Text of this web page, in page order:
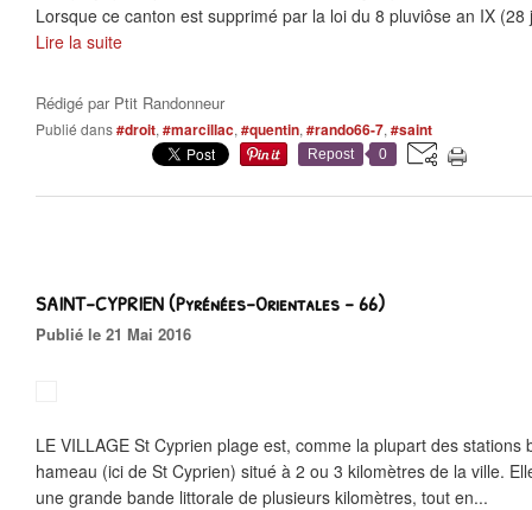
Lorsque ce canton est supprimé par la loi du 8 pluviôse an IX (28
Lire la suite
Rédigé par Ptit Randonneur
Publié dans#droit, #marcillac, #quentin, #rando66-7, #saint
Repost 0
SAINT-CYPRIEN (Pyrénées-Orientales - 66)
Publié le 21 Mai 2016
LE VILLAGE St Cyprien plage est, comme la plupart des
hameau (ici de St Cyprien) situé à 2 ou 3 kilomètres de la ville.
une grande bande littorale de plusieurs kilomètres, tout en...